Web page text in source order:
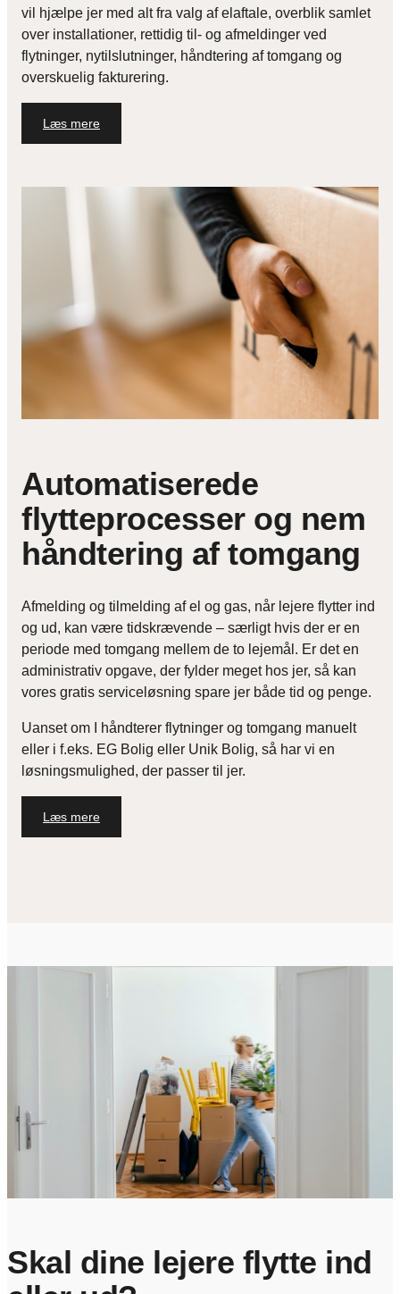
vil hjælpe jer med alt fra valg af elaftale, overblik samlet
over installationer, rettidig til- og afmeldinger ved
flytninger, nytilslutninger, håndtering af tomgang og
overskuelig fakturering.
Læs mere
Automatiserede
flytteprocesser og nem
håndtering af tomgang
Afmelding og tilmelding af el og gas, når lejere flytter ind
og ud, kan være tidskrævende – særligt hvis der er en
periode med tomgang mellem de to lejemål. Er det en
administrativ opgave, der fylder meget hos jer, så kan
vores gratis serviceløsning spare jer både tid og penge.
Uanset om I håndterer flytninger og tomgang manuelt
eller i f.eks. EG Bolig eller Unik Bolig, så har vi en
løsningsmulighed, der passer til jer.
Læs mere
Skal dine lejere flytte ind